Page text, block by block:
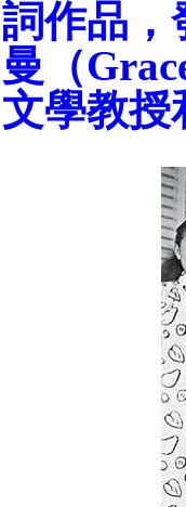
詞作品，
曼（
文學教授